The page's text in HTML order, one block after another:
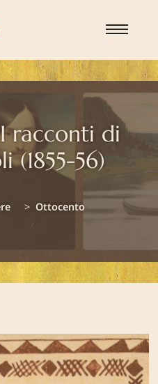
You are here:
racconti di
(1855-56)
Ottocento